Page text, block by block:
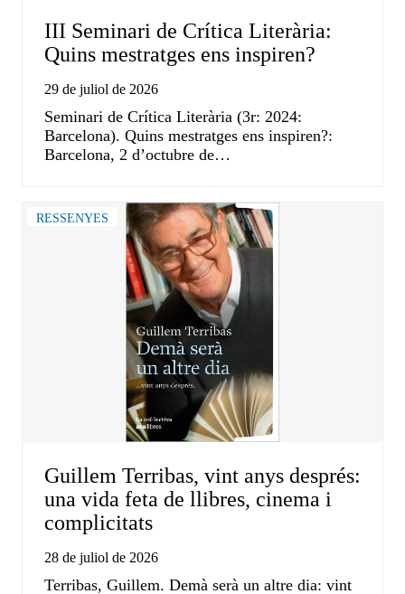
III Seminari de Crítica Literària:
Quins mestratges ens inspiren?
29 de juliol de 2026
Seminari de Crítica Literària (3r: 2024:
Barcelona). Quins mestratges ens inspiren?:
Barcelona, 2 d’octubre de…
RESSENYES
Guillem Terribas, vint anys després:
una vida feta de llibres, cinema i
complicitats
28 de juliol de 2026
Terribas, Guillem. Demà serà un altre dia: vint